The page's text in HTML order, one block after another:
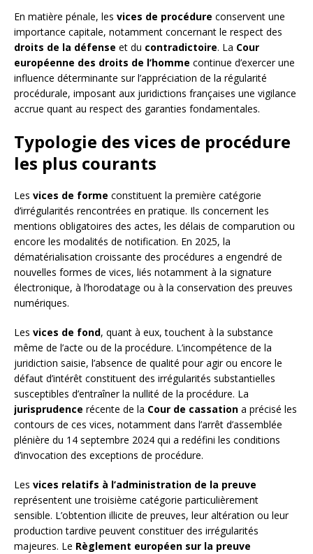
En matière pénale, les vices de procédure conservent une
importance capitale, notamment concernant le respect des
droits de la défense et du contradictoire. La Cour
européenne des droits de l’homme continue d’exercer une
influence déterminante sur l’appréciation de la régularité
procédurale, imposant aux juridictions françaises une vigilance
accrue quant au respect des garanties fondamentales.
Typologie des vices de procédure
les plus courants
Les vices de forme constituent la première catégorie
d’irrégularités rencontrées en pratique. Ils concernent les
mentions obligatoires des actes, les délais de comparution ou
encore les modalités de notification. En 2025, la
dématérialisation croissante des procédures a engendré de
nouvelles formes de vices, liés notamment à la signature
électronique, à l’horodatage ou à la conservation des preuves
numériques.
Les vices de fond, quant à eux, touchent à la substance
même de l’acte ou de la procédure. L’incompétence de la
juridiction saisie, l’absence de qualité pour agir ou encore le
défaut d’intérêt constituent des irrégularités substantielles
susceptibles d’entraîner la nullité de la procédure. La
jurisprudence récente de la Cour de cassation a précisé les
contours de ces vices, notamment dans l’arrêt d’assemblée
plénière du 14 septembre 2024 qui a redéfini les conditions
d’invocation des exceptions de procédure.
Les vices relatifs à l’administration de la preuve
représentent une troisième catégorie particulièrement
sensible. L’obtention illicite de preuves, leur altération ou leur
production tardive peuvent constituer des irrégularités
majeures. Le Règlement européen sur la preuve